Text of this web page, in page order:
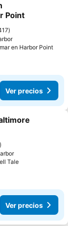
Point
en Harbor PointVer
Ver precios
TaleVer precios
Ver precios